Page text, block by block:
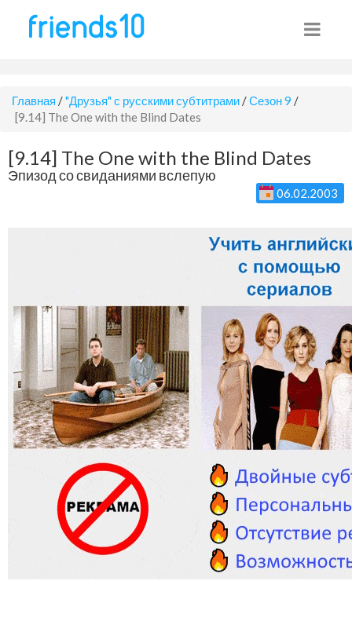
Главная /"Друзья" с русскими субтитрами /Сезон 9 /
[9.14] The One with the Blind Dates
[9.14] The One with the Blind Dates
Эпизод со свиданиями вслепую
06.02.2003